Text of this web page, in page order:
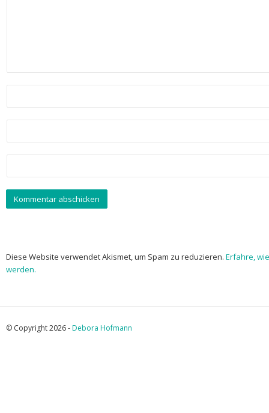
Diese Website verwendet Akismet, um Spam zu reduzieren. Erfahre,
werden.
© Copyright 2026 -Debora Hofmann